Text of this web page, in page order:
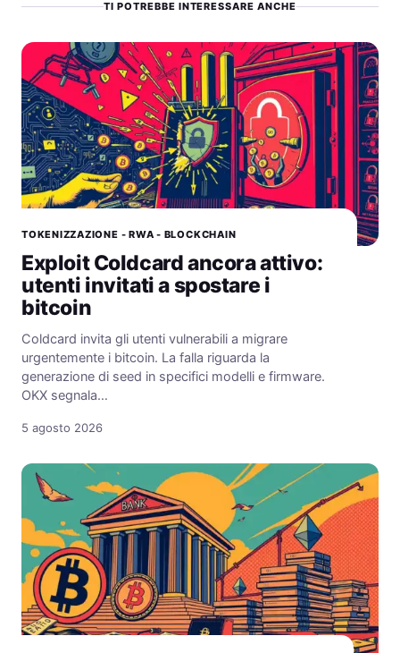
TI POTREBBE INTERESSARE ANCHE
TOKENIZZAZIONE - RWA - BLOCKCHAIN
Exploit Coldcard ancora attivo:
utenti invitati a spostare i
bitcoin
Coldcard invita gli utenti vulnerabili a migrare
urgentemente i bitcoin. La falla riguarda la
generazione di seed in specifici modelli e firmware.
OKX segnala…
5 agosto 2026